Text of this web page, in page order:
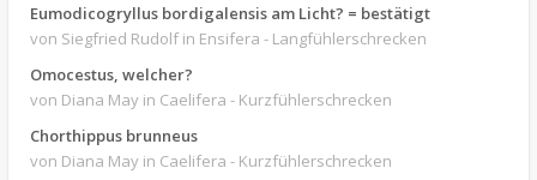
Eumodicogryllus bordigalensis am Licht? = bestätigt
von Siegfried Rudolf in Ensifera - Langfühlerschrecken
Omocestus, welcher?
von Diana May in Caelifera - Kurzfühlerschrecken
Chorthippus brunneus
von Diana May in Caelifera - Kurzfühlerschrecken